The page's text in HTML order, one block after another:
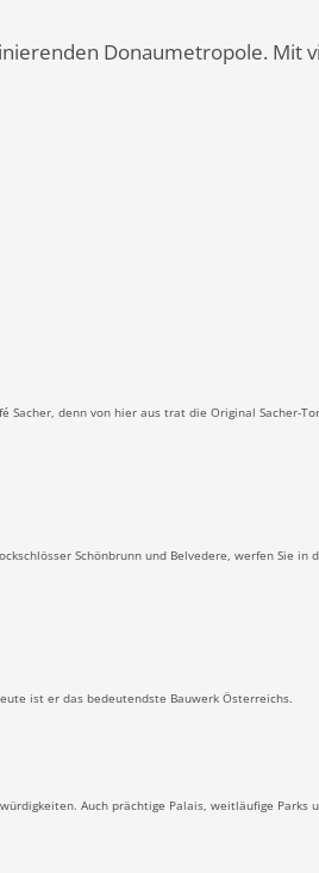
Donaumetropole. Mit
denn von hier aus trat die Original Sacher-
Schönbrunn und Belvedere, werfen Sie
ist er das bedeutendste Bauwerk Österreichs.
Auch prächtige Palais, weitläufige